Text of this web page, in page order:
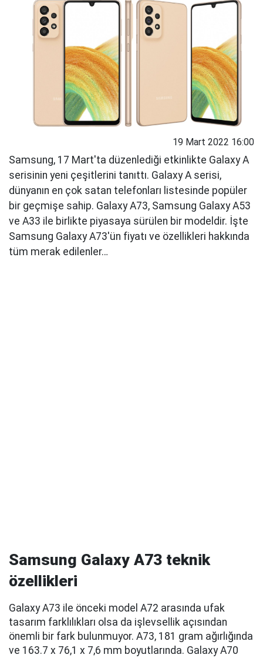
19 Mart 2022 16:00
Samsung, 17 Mart'ta düzenlediği etkinlikte Galaxy A
serisinin yeni çeşitlerini tanıttı. Galaxy A serisi,
dünyanın en çok satan telefonları listesinde popüler
bir geçmişe sahip. Galaxy A73, Samsung Galaxy A53
ve A33 ile birlikte piyasaya sürülen bir modeldir. İşte
Samsung Galaxy A73'ün fiyatı ve özellikleri hakkında
tüm merak edilenler…
Samsung Galaxy A73 teknik
özellikleri
Galaxy A73 ile önceki model A72 arasında ufak
tasarım farklılıkları olsa da işlevsellik açısından
önemli bir fark bulunmuyor. A73, 181 gram ağırlığında
ve 163.7 x 76,1 x 7,6 mm boyutlarında. Galaxy A70